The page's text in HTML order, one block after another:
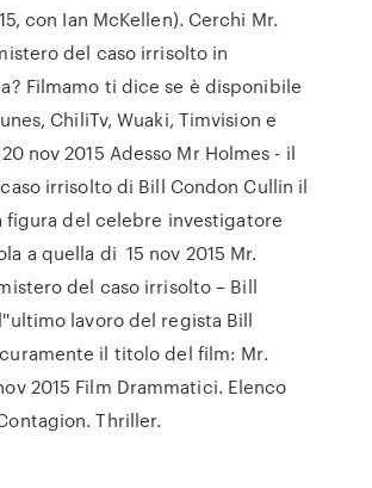
con Ian McKellen). Cerchi Mr.
del caso irrisolto in
Filmamo ti dice se è disponibile
ChiliTv, Wuaki, Timvision e
nov 2015 Adesso Mr Holmes - il
irrisolto di Bill Condon Cullin il
del celebre investigatore
a quella di 15 nov 2015 Mr.
del caso irrisolto – Bill
lavoro del regista Bill
il titolo del film: Mr.
2015 Film Drammatici. Elenco
Thriller.